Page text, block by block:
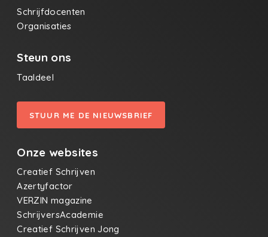
Schrijfdocenten
Organisaties
Steun ons
Taaldeel
STUUR ME DE NIEUWSBRIEF
Onze websites
Creatief Schrijven
Azertyfactor
VERZIN magazine
SchrijversAcademie
Creatief Schrijven Jong